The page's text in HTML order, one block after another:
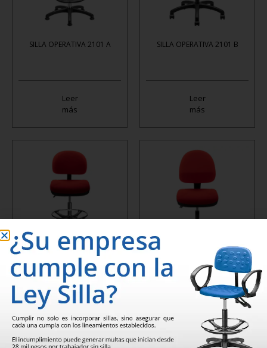
SILLA OPERATIVA 2101 A
Leer
más
SILLA OPERATIVA 2101 B
Leer
más
SILLA OPERATIVA 2110 A
Leer
más
SILLA OPERATIVA 2110 B
más